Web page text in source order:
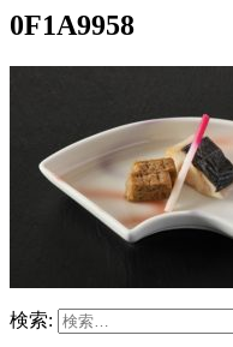
0F1A9958
検索: